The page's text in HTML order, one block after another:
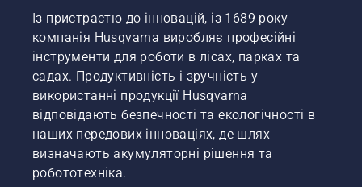
Із пристрастю до інновацій, із 1689 року
компанія Husqvarna виробляє професійні
інструменти для роботи в лісах, парках та
садах. Продуктивність і зручність у
використанні продукції Husqvarna
відповідають безпечності та екологічності в
наших передових інноваціях, де шлях
визначають акумуляторні рішення та
робототехніка.